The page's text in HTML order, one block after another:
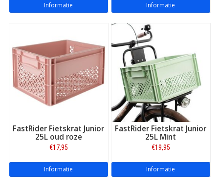
Informatie Informatie
FastRider Fietskrat Junior
25L oud roze
€17,95
Informatie
FastRider Fietskrat Junior
25L Mint
€19,95
Informatie